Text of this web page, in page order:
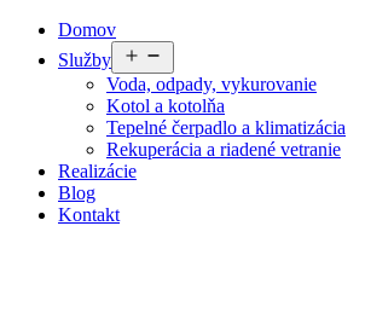
PreskočiťDomov
Služby
menu
Voda, odpady, vykurovanie
Kotol a kotolňa
Tepelné čerpadlo a klimatizácia
Rekuperácia a riadené vetranie
Realizácie
Blog
Kontakt